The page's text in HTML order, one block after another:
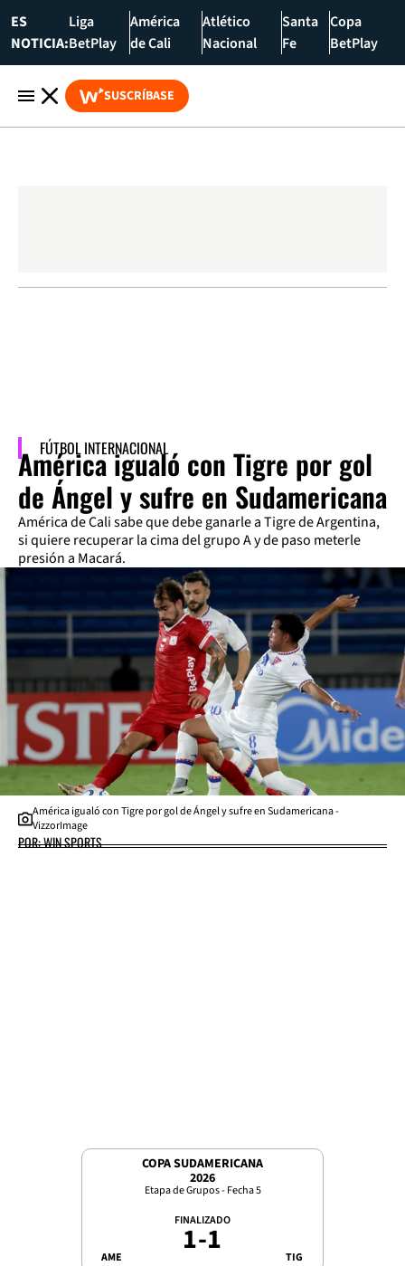
ES
NOTICIA:
Liga
BetPlay
América
de Cali
Atlético
Nacional
Santa
Fe
Copa
BetPlay
SUSCRÍBASE
FÚTBOL INTERNACIONAL
América igualó con Tigre por gol
de Ángel y sufre en Sudamericana
América de Cali sabe que debe ganarle a Tigre de Argentina,
si quiere recuperar la cima del grupo A y de paso meterle
presión a Macará.
América igualó con Tigre por gol de Ángel y sufre en Sudamericana -
VizzorImage
POR: WIN SPORTS
COPA SUDAMERICANA
2026
Etapa de Grupos - Fecha 5
AME
FINALIZADO
1-1 TIG